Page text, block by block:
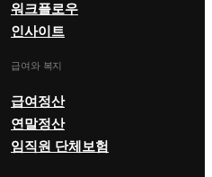
워크플로우
인사이트
급여와 복지
급여정산
연말정산
임직원 단체보험